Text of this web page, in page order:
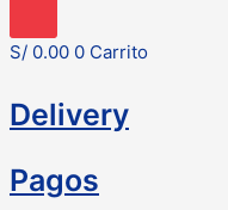
productos
S/ 0.00 0 Carrito
Delivery
Pagos